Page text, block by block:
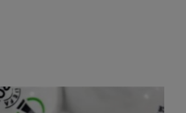
CFR